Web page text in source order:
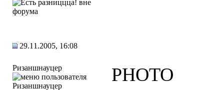
29.11.2005, 16:08
Ризаншнауцер PHOTO